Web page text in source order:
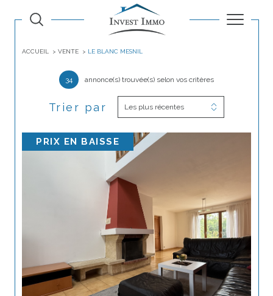
ACCUEIL VENTE LE BLANC MESNIL
34 annonce(s) trouvée(s) selon vos critères
Trier par Les plus récentes
PRIX EN BAISSE